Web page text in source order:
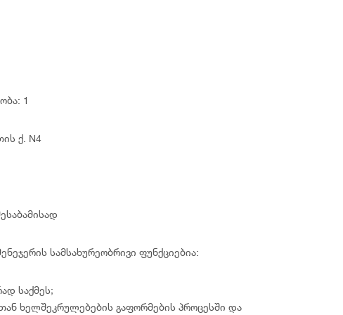
1
ქ. N4
სამსახურეობრივი ფუნქციებია:
საქმეს;
ხელშეკრულებების გაფორმების პროცესში და